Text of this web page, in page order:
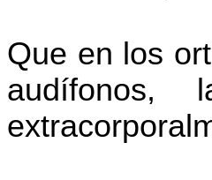
Que en los
audífonos,